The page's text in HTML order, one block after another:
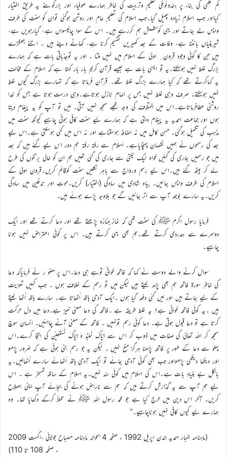
کم علمی کی بناء پر ہندوئوںکی تعلیم وتربیت کی خاطر ہمارے صوفیاء اور بزرگوںنے یہ طریق اختیار
کیااور جب اسلام زیادہ پھیل گیا۔جب اسلام کی تعلیم عام اور روشن ہوگئی توان کو سنت کی طرف
واپس لے جاتے اور یہی کوشش ہم کررہے ہیں۔ اس کے سوا چالیسواں ہے، گیارہویں ہے،
شیرینیاں بانٹنا ہے، وفات کے بعد کھیریں تقسیم کرنا ہے، کھانے دینے ہیں ۔ اتنے جھگڑے
ہیں جن کا کوئی وجود قرون ِ اولیٰ کے اسلام میں نہیں ملتا ۔ اور یہ توجذباتی بات ہے کہ ہمارے
بزرگ غلط نہیں ہوسکتے۔یہ تو ایسی بات ہے جیسے قرآن کریم بار بار کہتا ہے کہ اسلام کے مخالف
یہ کہاکرتے تھے کہ کیا ہمارے بزرگ غلط تھے۔ قرآن فرماتا ہے کہ تمہارے بزرگ کیوں غلط
نہیں ہوسکتے۔ صرف وہی غلط نہیں جس پر الہام نازل ہوتاہے۔وہی درست ہوتا ہے جس کو خدا
روشنی عطافرماتاہے۔اس میں اختلاف کی وجہ مجھے سمجھ نہیں آتی۔ مَیں تو آپ کو یہ پیغام دیتا
ہوں اور جماعت احمدیہ یہ پیغام دیتی ہے کہ ہمارے لیے سنت کافی ہونی چاہیے کیونکہ سنت میں
مذہب کی تکمیل ہوگئی۔ حسن کامل میں نہ اضافہ ہوسکتاہے اور نہ اس میں کمی ہوسکتی ہے۔اس لیے
بعد کی رسموں نے ہمیں نقصان پہنچایاہے۔ اسلام سے رفتہ رفتہ ہم دور اس لیے گئے ہیں کہ بعد
میں جو رسمیں جاری کی گئیں خواہ نیک نیّتی سے جاری کی گئی تھیں ہم ان کو خالی برتنوں کی طرح
لے کر بیٹھ گئے ہیں۔اس لیے رسم ورواج سے باہر نکلیں سنت کوقائم کریں۔قرونِ اولیٰ کے
اسلام کی طرف واپس جائیں۔ بیاہ شادی میں سادگی (اختیار) کریں۔موت اور تدفین میں سادگی
کریں۔یہ سارے بوجھ آپ سے اتر جائیں گے جو بلاوجہ پڑے ہوئے ہیں۔
فرمایا رسول اکرم ﷺ کی سنّت تھی کہ نماز جنازہ پڑھتے تھے اور دعا کرتے تھے اور ایک
دوسرے سے ہمدردی کرتے تھے۔ہم بھی یہی کرتے ہیں۔ اس پر کوئی اعتراض نہیں ہونا
چاہیے۔
سوال کرنے والے دوست نے کہا کہ فاتحہ خوانی توہے ہی دعا۔اس پر حضو ر نے فرمایاکہ دعا
کی خاطر سورۃ فاتحہ ہم بھی پڑھ لیتے ہیں لیکن مَیں تو رسم کے خلاف ہوں ۔ جب کہیں تعزیت
کے لیے جاتے ہیں اور مَیں کئی دفعہ گیا ہوں ۔ایک آدمی ہاتھ اُٹھاتا ہے۔ سارے ہاتھ اُٹھا لیتے
ہیں ۔یہ کوئی فاتحہ خوانی ہے؟ یہ غلط طریقہ ہے ۔فاتحہ کی دعا معنی خیز ہے۔دعا میں دل حرکت
کرتا ہے تو دعا قبول ہوتی ہے۔ دعا کوئی رسم تونہیں ۔ فاتحہ کے معنی آنے چاہئیں۔ انسان سوچ
سمجھ کر اللہ تعالیٰ کی صفات میں ڈوب کر اس سے اِیَّاکَ نَعْبُدُ وَ اِیَّاکَ نَسْتَعِیْن کی التجا کرے۔اس
پہلو سے دعا کے طور پر فاتحہ پڑھنا ہرگز منع نہیں ۔ لیکن یہ جو رسم بنی ہوئی ہے کہ ضرور پڑھو
اور دیکھا دیکھی پڑھواور جب بھی کوئی آدمی جائے تو ایک آدمی ہاتھ اُٹھائے سارے اُٹھالیں۔یہ
بالکل بے بنیاد بات ہے۔اس کی اسلام میں کوئی سند نہیں۔یہ اسلام کے ساتھ تمسخر ہے ۔ اس
لیے ہم آپ سے یہ گذارش کرتے ہیں کہ ہم سے ناراض ہونے کی بجائے آپ اپنی اصلاح
کریں۔ آخر اس دین میں حرج کیا ہے جو محمد رسول اللہ ﷺ نے عملاً کرکے دکھایا تھا۔ وہ
ہمارے لیے کیوں کافی نہیں ہوناچاہیے۔‘‘
(ماہنامہ اخبار احمدیہ لندن اپریل 1992 ء صفحہ 4 بحوالہ ماہنامہ مصباح جولائی ،اگست 2009
ء صفحہ 108 تا 110)